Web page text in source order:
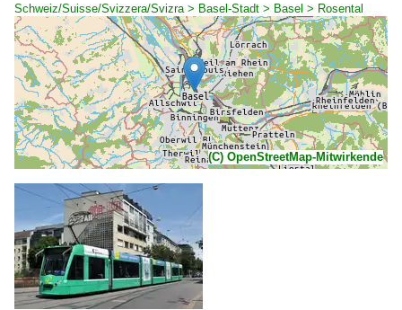
Schweiz/Suisse/Svizzera/Svizra > Basel-Stadt > Basel > Rosental
(C) OpenStreetMap-Mitwirkende